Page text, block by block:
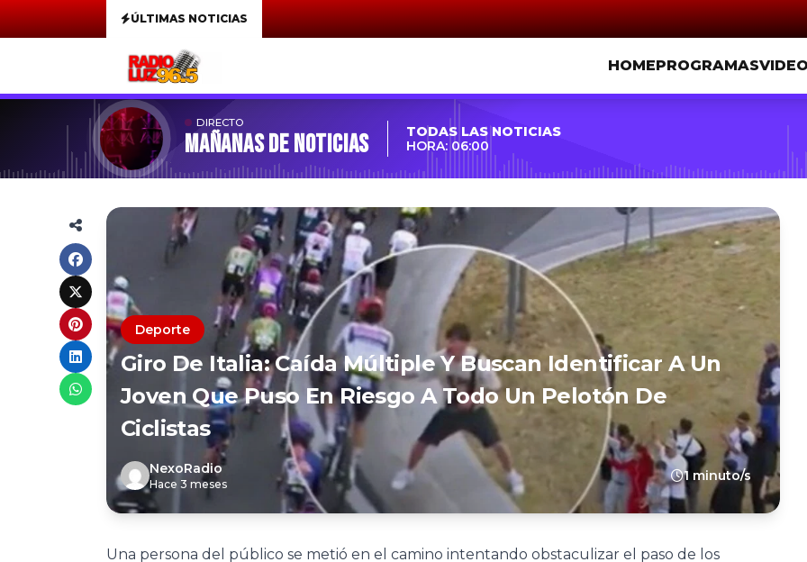
ÚLTIMAS NOTICIAS
HOMEPROGRAMAS
DIRECTO
MAÑANAS DE NOTICIAS
TODAS LAS NOTICIAS
HORA: 06:00
Deporte
Giro De Italia: Caída Múltiple Y Buscan Identificar A Un
Joven Que Puso En Riesgo A Todo Un Pelotón De
Ciclistas
NexoRadio
Hace 3 meses
1 minuto/s
Una persona del público se metió en el camino intentando obstaculizar el paso de los